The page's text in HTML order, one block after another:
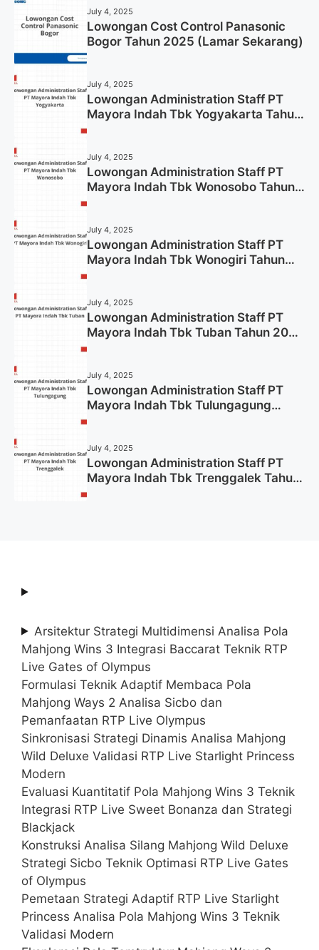
July 4, 2025
Lowongan Cost Control Panasonic
Bogor Tahun 2025 (Lamar Sekarang)
July 4, 2025
Lowongan Administration Staff PT
Mayora Indah Tbk Yogyakarta Tahun
July 4, 2025
Lowongan Administration Staff PT
Mayora Indah Tbk Wonosobo Tahun
July 4, 2025
Lowongan Administration Staff PT
Mayora Indah Tbk Wonogiri Tahun
July 4, 2025
Lowongan Administration Staff PT
Mayora Indah Tbk Tuban Tahun 2025
July 4, 2025
Lowongan Administration Staff PT
Mayora Indah Tbk Tulungagung
July 4, 2025
Lowongan Administration Staff PT
Mayora Indah Tbk Trenggalek Tahun
Arsitektur Strategi Multidimensi Analisa Pola
Mahjong Wins 3 Integrasi Baccarat Teknik RTP
Live Gates of Olympus
Formulasi Teknik Adaptif Membaca Pola
Mahjong Ways 2 Analisa Sicbo dan
Pemanfaatan RTP Live Olympus
Sinkronisasi Strategi Dinamis Analisa Mahjong
Wild Deluxe Validasi RTP Live Starlight Princess
Modern
Evaluasi Kuantitatif Pola Mahjong Wins 3 Teknik
Integrasi RTP Live Sweet Bonanza dan Strategi
Blackjack
Konstruksi Analisa Silang Mahjong Wild Deluxe
Strategi Sicbo Teknik Optimasi RTP Live Gates
of Olympus
Pemetaan Strategi Adaptif RTP Live Starlight
Princess Analisa Pola Mahjong Wins 3 Teknik
Validasi Modern